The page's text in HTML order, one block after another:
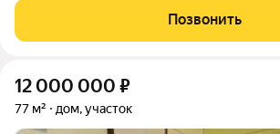
вложение средств в недвижимость? Тогда
подойдёт под ваши
Позвонить
12 000 000 ₽
77 м² дом, участок